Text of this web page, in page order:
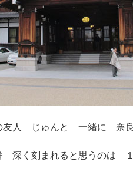
友人 じゅんと 一緒に 奈
深く刻まれると思うのは １